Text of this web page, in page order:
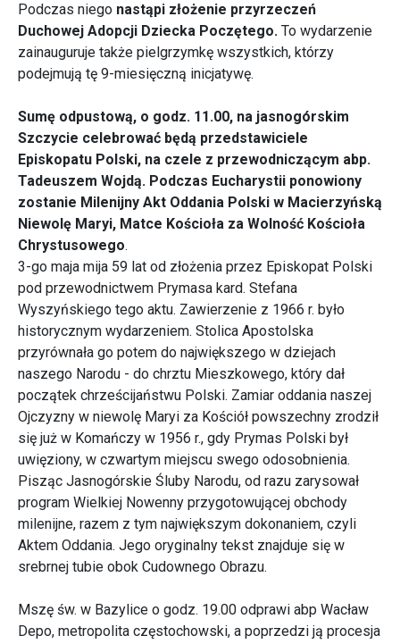
Podczas niego nastąpi złożenie przyrzeczeń
Duchowej Adopcji Dziecka Poczętego. To wydarzenie
zainauguruje także pielgrzymkę wszystkich, którzy
podejmują tę 9-miesięczną inicjatywę.
Sumę odpustową, o godz. 11.00, na jasnogórskim
Szczycie celebrować będą przedstawiciele
Episkopatu Polski, na czele z przewodniczącym abp.
Tadeuszem Wojdą. Podczas Eucharystii ponowiony
zostanie Milenijny Akt Oddania Polski w Macierzyńską
Niewolę Maryi, Matce Kościoła za Wolność Kościoła
Chrystusowego.
3-go maja mija 59 lat od złożenia przez Episkopat Polski
pod przewodnictwem Prymasa kard. Stefana
Wyszyńskiego tego aktu. Zawierzenie z 1966 r. było
historycznym wydarzeniem. Stolica Apostolska
przyrównała go potem do największego w dziejach
naszego Narodu - do chrztu Mieszkowego, który dał
początek chrześcijaństwu Polski. Zamiar oddania naszej
Ojczyzny w niewolę Maryi za Kościół powszechny zrodził
się już w Komańczy w 1956 r., gdy Prymas Polski był
uwięziony, w czwartym miejscu swego odosobnienia.
Pisząc Jasnogórskie Śluby Narodu, od razu zarysował
program Wielkiej Nowenny przygotowującej obchody
milenijne, razem z tym największym dokonaniem, czyli
Aktem Oddania. Jego oryginalny tekst znajduje się w
srebrnej tubie obok Cudownego Obrazu.
Mszę św. w Bazylice o godz. 19.00 odprawi abp Wacław
Depo, metropolita częstochowski, a poprzedzi ją procesja